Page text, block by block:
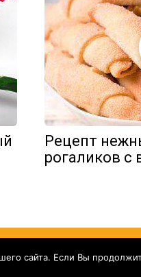
Рецепт
рогаликов с
сайта. Если Вы